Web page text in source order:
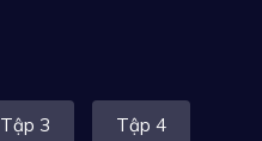
Tập 3 Tập 4